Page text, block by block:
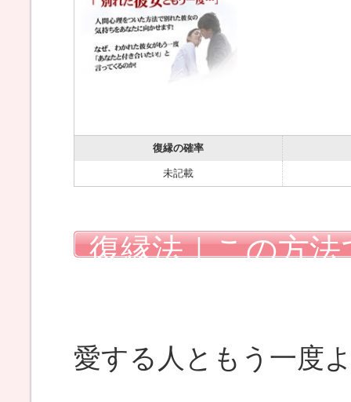
復縁の確率
未記載
復縁法｜この方
愛する人ともう一度